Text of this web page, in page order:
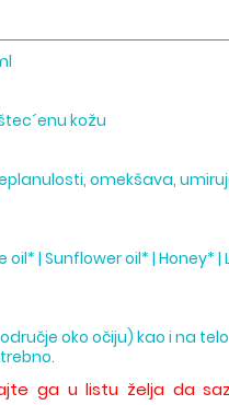
kožu
omekšava,
| Sunflower oil* | Honey* |
oko očiju) kao i na
ga u listu želja da